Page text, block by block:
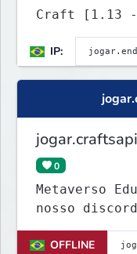
Craft [1.13
IP:
0
Metaverso
nosso
discord.gg/
OFFLINE